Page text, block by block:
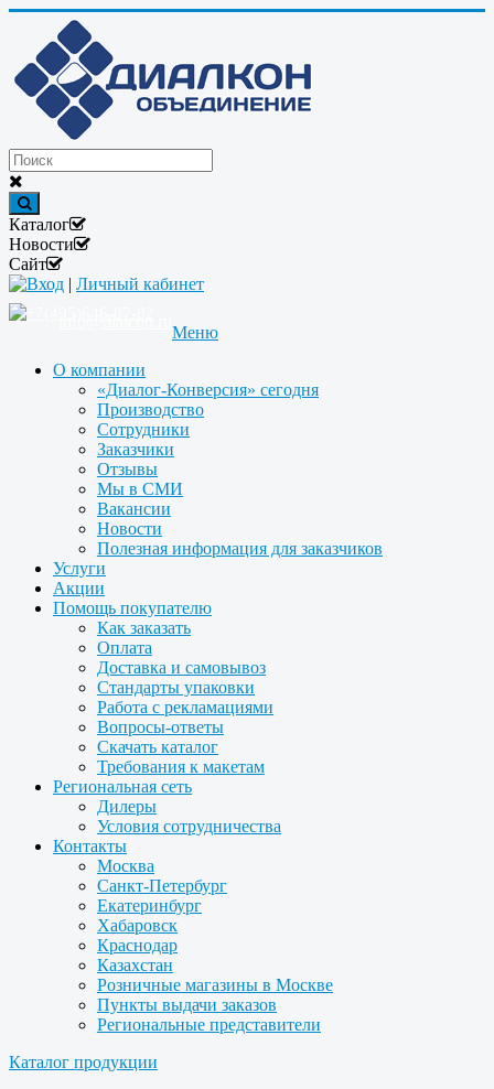
Каталог
Новости
Сайт
Вход | Личный кабинет
Меню
О компании
«Диалог-Конверсия» сегодня
Производство
Сотрудники
Заказчики
Отзывы
Мы в СМИ
Вакансии
Новости
Полезная информация для заказчиков
Услуги
Акции
Помощь покупателю
Как заказать
Оплата
Доставка и самовывоз
Стандарты упаковки
Работа с рекламациями
Вопросы-ответы
Скачать каталог
Требования к макетам
Региональная сеть
Дилеры
Условия сотрудничества
Контакты
Москва
Санкт-Петербург
Екатеринбург
Хабаровск
Краснодар
Казахстан
Розничные магазины в Москве
Пункты выдачи заказов
Региональные представители
Каталог продукции